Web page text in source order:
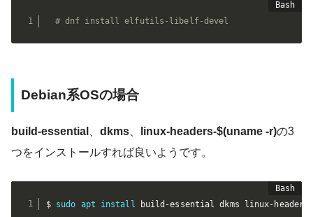
# dnf install elfutils-libelf-devel
Debian系OSの場合
build-essential dkms linux-headers-$(uname -r)の3
つをインストールすれば良いようです。
$ sudo apt install build-essential dkms linux-